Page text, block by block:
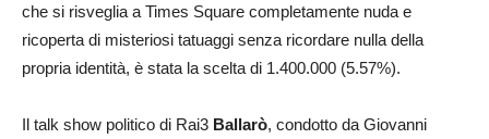
che si risveglia a Times Square completamente nuda e
ricoperta di misteriosi tatuaggi senza ricordare nulla della
propria identità, è stata la scelta di 1.400.000 (5.57%).
Il talk show politico di Rai3 Ballarò, condotto da Giovanni